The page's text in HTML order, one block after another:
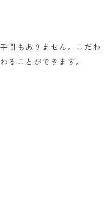
間もありません。こだわ
ることができます。